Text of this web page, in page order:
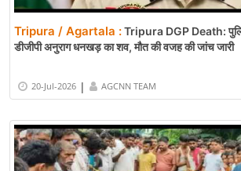
Tripura / Agartala :Tripura DGP Death:
डीजीपी अनुराग धनखड़ का शव, मौत की वजह की जांच जारी
20-Jul-2026 | AGCNN TEAM